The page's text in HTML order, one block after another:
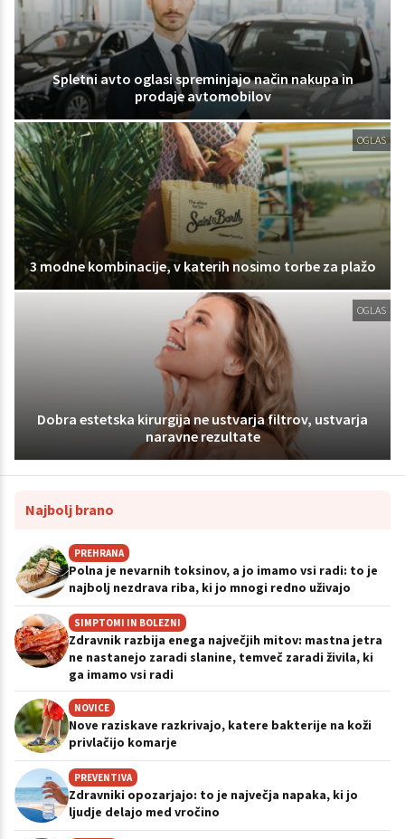
Spletni avto oglasi spreminjajo način nakupa in
prodaje avtomobilov
OGLAS
3 modne kombinacije, v katerih nosimo torbe za plažo
OGLAS
Dobra estetska kirurgija ne ustvarja filtrov, ustvarja
naravne rezultate
Najbolj brano
PREHRANA
Polna je nevarnih toksinov, a jo imamo vsi radi: to je
najbolj nezdrava riba, ki jo mnogi redno uživajo
SIMPTOMI IN BOLEZNI
Zdravnik razbija enega največjih mitov: mastna jetra
ne nastanejo zaradi slanine, temveč zaradi živila, ki
ga imamo vsi radi
NOVICE
Nove raziskave razkrivajo, katere bakterije na koži
privlačijo komarje
PREVENTIVA
Zdravniki opozarjajo: to je največja napaka, ki jo
ljudje delajo med vročino